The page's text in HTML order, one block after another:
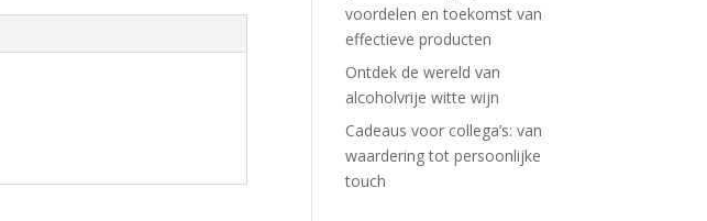
voordelen en toekomst van
effectieve producten
Ontdek de wereld van
alcoholvrije witte wijn
Cadeaus voor collega’s: van
waardering tot persoonlijke
touch